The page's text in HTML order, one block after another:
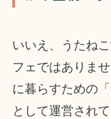
いいえ、うたね
フェではありま
に暮らすための
として運営され